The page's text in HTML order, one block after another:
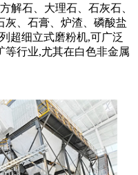
解石、大理石、石灰石、
灰、石膏、炉渣、磷酸盐
超细立式磨粉机,可广泛
等行业,尤其在白色非金属